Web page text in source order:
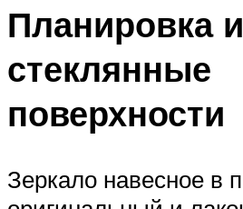
Планировка и
стеклянные
поверхности
Зеркало навесное в